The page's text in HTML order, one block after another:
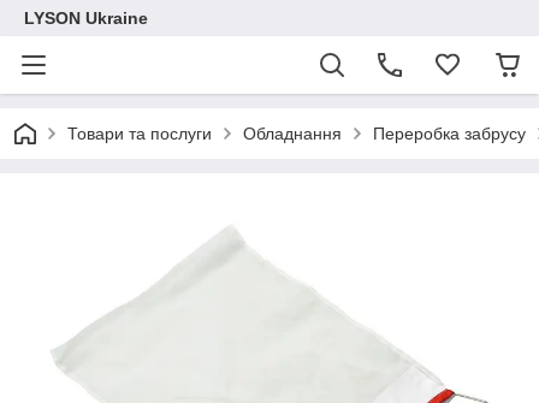
LYSON Ukraine
Товари та послуги Обладнання Переробка забрусу